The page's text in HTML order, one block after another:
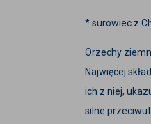
* surowiec z
Orzechy
Najwięcej
ich z niej,
silne